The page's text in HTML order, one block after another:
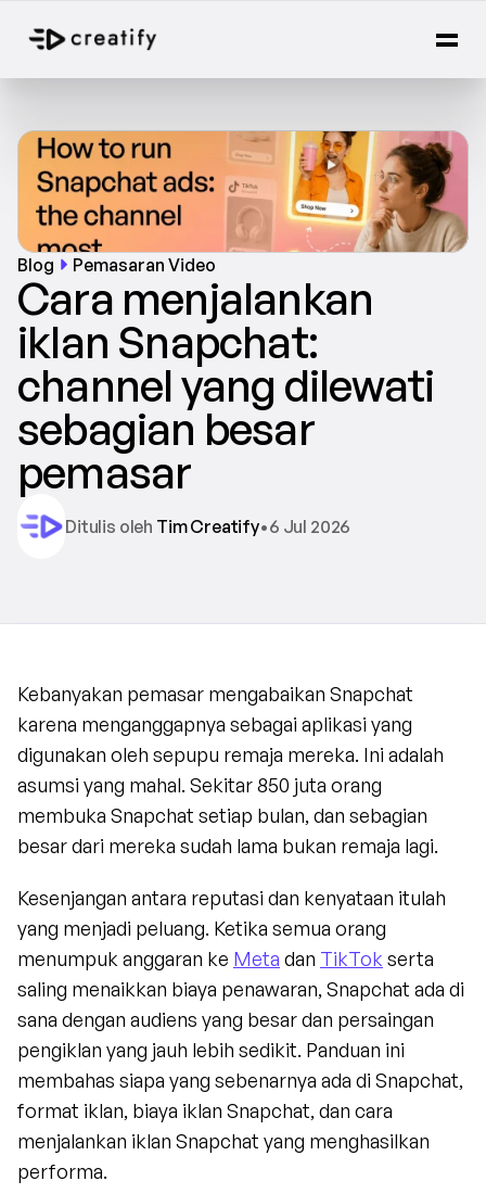
Blog Pemasaran Video
Cara menjalankan
iklan Snapchat:
channel yang dilewati
sebagian besar
pemasar
Ditulis oleh Tim Creatify•6 Jul 2026
Kebanyakan pemasar mengabaikan Snapchat
karena menganggapnya sebagai aplikasi yang
digunakan oleh sepupu remaja mereka. Ini adalah
asumsi yang mahal. Sekitar 850 juta orang
membuka Snapchat setiap bulan, dan sebagian
besar dari mereka sudah lama bukan remaja lagi.
Kesenjangan antara reputasi dan kenyataan itulah
yang menjadi peluang. Ketika semua orang
menumpuk anggaran ke Meta dan TikTok serta
saling menaikkan biaya penawaran, Snapchat ada di
sana dengan audiens yang besar dan persaingan
pengiklan yang jauh lebih sedikit. Panduan ini
membahas siapa yang sebenarnya ada di Snapchat,
format iklan, biaya iklan Snapchat, dan cara
menjalankan iklan Snapchat yang menghasilkan
performa.